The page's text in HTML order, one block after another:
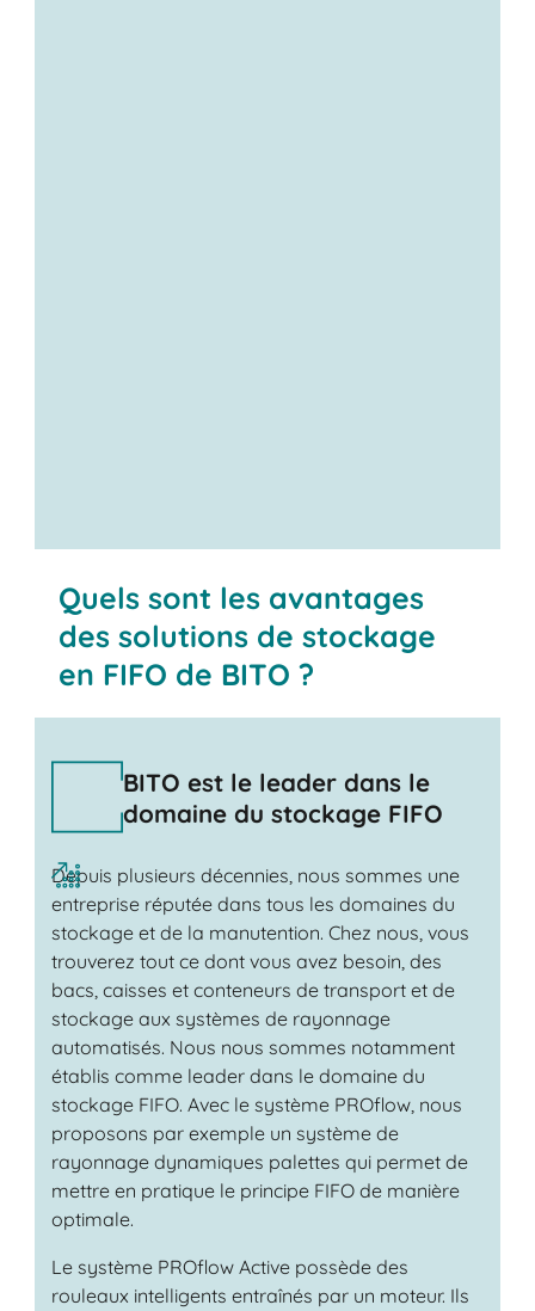
Contactez-nous
Quels sont les avantages
des solutions de stockage
en FIFO de BITO ?
BITO est le leader dans le
domaine du stockage FIFO
Depuis plusieurs décennies, nous sommes une
entreprise réputée dans tous les domaines du
stockage et de la manutention. Chez nous, vous
trouverez tout ce dont vous avez besoin, des
bacs, caisses et conteneurs de transport et de
stockage aux systèmes de rayonnage
automatisés. Nous nous sommes notamment
établis comme leader dans le domaine du
stockage FIFO. Avec le système PROflow, nous
proposons par exemple un système de
rayonnage dynamiques palettes qui permet de
mettre en pratique le principe FIFO de manière
optimale.
Le système PROflow Active possède des
rouleaux intelligents entraînés par un moteur. Ils